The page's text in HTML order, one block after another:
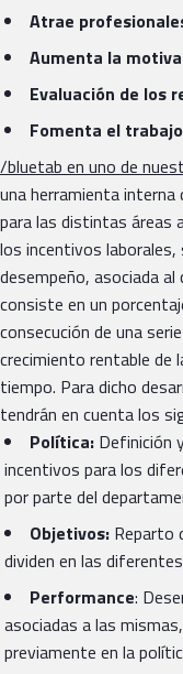
Atrae
Aumenta la
Evaluación de los
Fomenta el
/bluetab en uno de
una herramienta interna
para las distintas áreas
los incentivos laborales,
desempeño, asociada
consiste en un
consecución de una
crecimiento rentable de
tiempo. Para dicho
tendrán en cuenta los
Política: Definición
incentivos para los
por parte del
Objetivos: Reparto
dividen en las
Performance:
asociadas a las
previamente en la